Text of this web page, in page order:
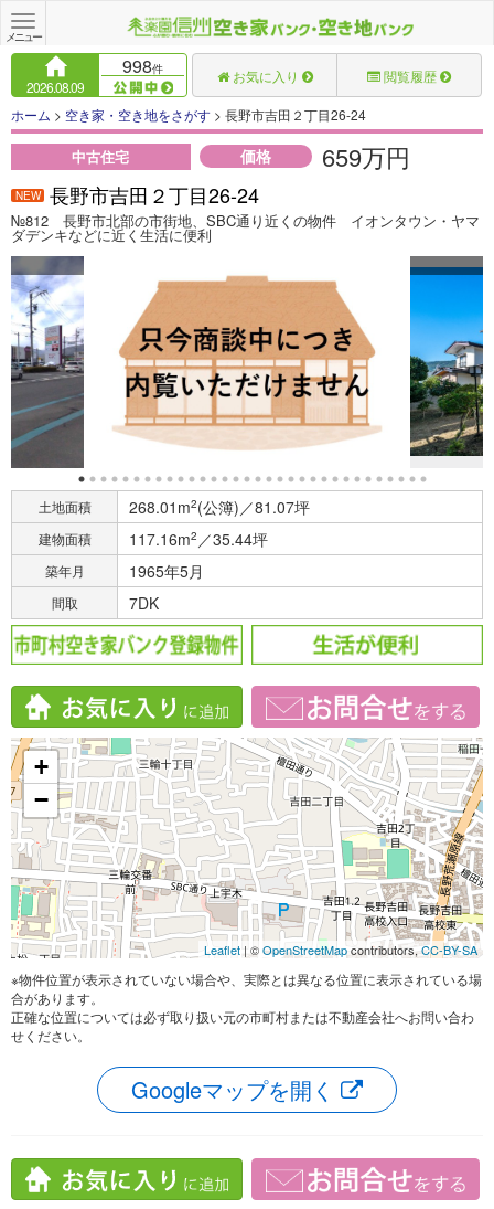
Toggle
navigation
メニュー
2026.08.09
998件 お気に入り 閲覧履歴
ホーム > 空き家・空き地をさがす > 長野市吉田２丁目26-24
中古住宅 価格 659万円
NEW 長野市吉田２丁目26-24
№812 長野市北部の市街地、SBC通り近くの物件 イオンタウン・ヤマ
ダデンキなどに近く生活に便利
土地面積 268.01m2(公簿)／81.07坪
建物面積 117.16m2 ／35.44坪
築年月 1965年5月
間取 7DK
+
−
Leaflet | ©OpenStreetMapcontributors,CC-BY-SA
※物件位置が表示されていない場合や、実際とは異なる位置に表示されている場
合があります。
正確な位置については必ず取り扱い元の市町村または不動産会社へお問い合わ
せください。
Googleマップを開く